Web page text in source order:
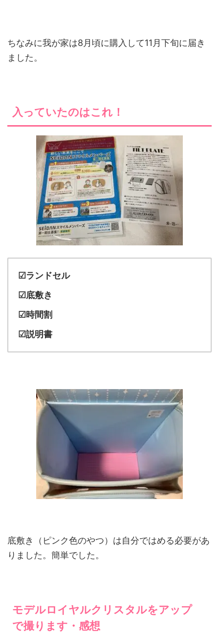
ちなみに我が家は8月頃に購入して11月下旬に届き
ました。
入っていたのはこれ！
☑ランドセル
☑底敷き
☑時間割
☑説明書
底敷き（ピンク色のやつ）は自分ではめる必要があ
りました。簡単でした。
モデルロイヤルクリスタルをアップ
で撮ります・感想